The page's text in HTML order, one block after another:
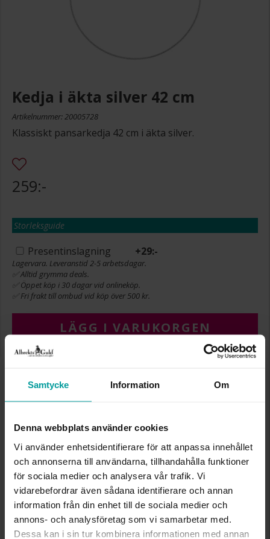
Samtycke Information Om
Denna webbplats använder cookies
Vi använder enhetsidentifierare för att anpassa innehållet
och annonserna till användarna, tillhandahålla funktioner
för sociala medier och analysera vår trafik. Vi
vidarebefordrar även sådana identifierare och annan
information från din enhet till de sociala medier och
annons- och analysföretag som vi samarbetar med.
Dessa kan i sin tur kombinera informationen med annan
Kedja i äkta silver 42 cm
Artikelnummer: 20005728
Klassiskt pansarkedja 42 cm i äkta silver.
259:-
Storleksguide
Presentinslagning +29:-
Lagervara. Leveranstid 2-5 arbetsdagar.
✅ Alltid grymma deals.
✅ Öppet köp i 30 dagar vid onlineköp.
✅ Fri frakt till ombud vid köp över 500 kr.
LÄGG I VARUKORGEN
INFO
HÖJD CA (MM)
0,55
LÄNGD CA (CM)
VARUMÄRKE
Albrekts Guld
MATERIAL
Silver
KEDJEMODELL
Curb chain
Liknande produkter